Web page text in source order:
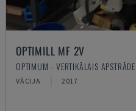
OPTIMILL MF 2V
OPTIMUM - VERTIKĀLAIS
VĀCIJA 2017